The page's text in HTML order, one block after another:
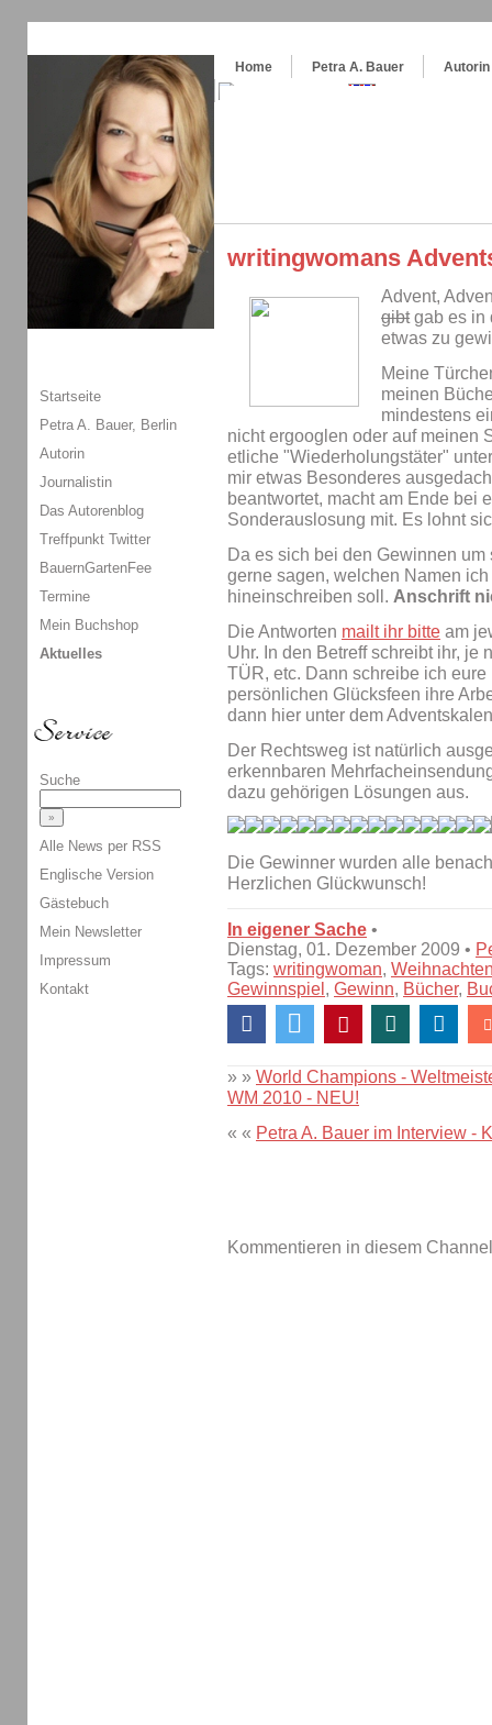
Home
Petra A. Bauer Autorin
writingwomans
Advent,
gibtgab es in
etwas zu
Meine
meinen
mindestens
nicht ergooglen oder auf meinen
etliche "Wiederholungstäter"
mir etwas Besonderes
beantwortet, macht am Ende bei
Sonderauslosung mit. Es lohnt
Da es sich bei den Gewinnen
gerne sagen, welchen Namen
hineinschreiben soll. Anschrift
Die Antworten mailt ihr bitte am
Uhr. In den Betreff schreibt ihr,
TÜR, etc. Dann schreibe ich
persönlichen Glücksfeen ihre
dann hier unter dem
Der Rechtsweg ist natürlich
erkennbaren
dazu gehörigen Lösungen aus.
Die Gewinner wurden alle
Herzlichen Glückwunsch!
In eigener Sache •
Dienstag, 01. Dezember 2009 •
Tags: writingwoman,
Gewinnspiel , Gewinn, Bücher,
» » World Champions -
WM 2010 - NEU!
« « Petra A. Bauer im Interview -
Kommentieren in diesem
Startseite
Petra A. Bauer, Berlin
Autorin
Journalistin
Das Autorenblog
Treffpunkt Twitter
BauernGartenFee
Termine
Mein Buchshop
Aktuelles
Suche
Alle News per RSS
Englische Version
Gästebuch
Mein Newsletter
Impressum
Kontakt